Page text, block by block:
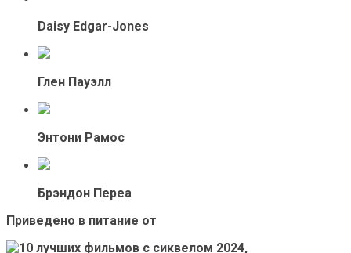
Daisy Edgar-Jones
Глен Пауэлл
Энтони Рамос
Брэндон Переа
Приведено в питание от